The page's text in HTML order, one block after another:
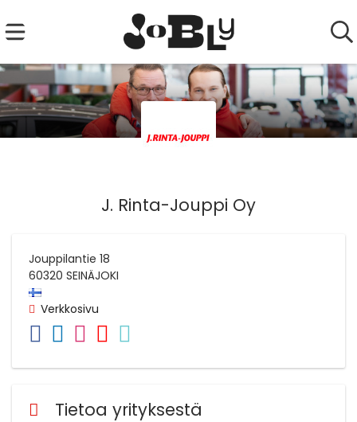
J. Rinta-Jouppi Oy
Jouppilantie 18
60320 SEINÄJOKI
Verkkosivu
Tietoa yrityksestä